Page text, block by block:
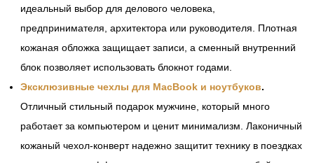
идеальный выбор для делового человека,
предпринимателя, архитектора или руководителя. Плотная
кожаная обложка защищает записи, а сменный внутренний
блок позволяет использовать блокнот годами.
Эксклюзивные чехлы для MacBook и ноутбуков.
Отличный стильный подарок мужчине, который много
работает за компьютером и ценит минимализм. Лаконичный
кожаный чехол-конверт надежно защитит технику в поездках